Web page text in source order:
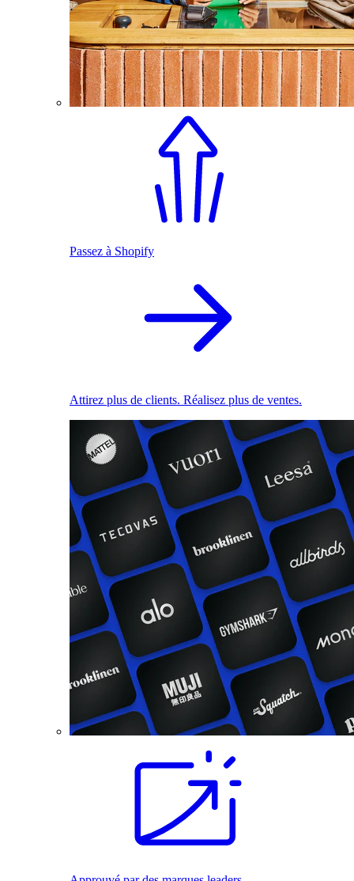
Passez à Shopify
Attirez plus de clients. Réalisez plus de ventes.